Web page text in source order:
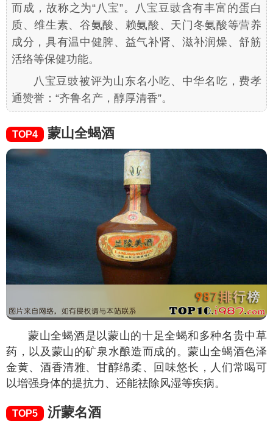
而成，故称之为“八宝”。八宝豆豉含有丰富的蛋白
质、维生素、谷氨酸、赖氨酸、天门冬氨酸等营养
成分，具有温中健脾、益气补肾、滋补润燥、舒筋
活络等保健功能。
八宝豆豉被评为山东名小吃、中华名吃，费孝
通赞誉：“齐鲁名产，醇厚清香”。
TOP4 蒙山全蝎酒
蒙山全蝎酒是以蒙山的十足全蝎和多种名贵中草
药，以及蒙山的矿泉水酿造而成的。蒙山全蝎酒色泽
金黄、酒香清雅、甘醇绵柔、回味悠长，人们常喝可
以增强身体的提抗力、还能祛除风湿等疾病。
TOP5 沂蒙名酒